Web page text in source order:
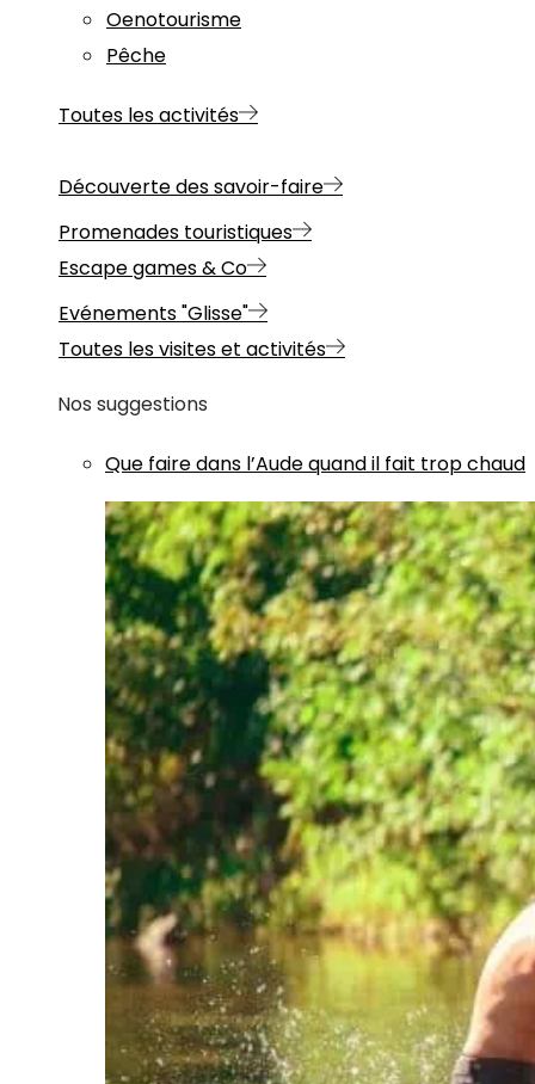
Oenotourisme
Pêche
Toutes les activités
Découverte des savoir-faire
Promenades touristiques
Escape games & Co
Evénements "Glisse"
Toutes les visites et activités
Nos suggestions
Que faire dans l’Aude quand il fait trop chaud